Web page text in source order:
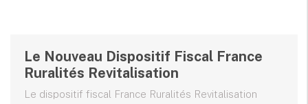
Le Nouveau Dispositif Fiscal France
Ruralités Revitalisation
Le dispositif fiscal France Ruralités Revitalisation